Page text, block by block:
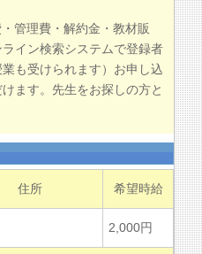
管理費・解約金・教材販
イン検索システムで登録者
も受けられます）お申し込
ます。先生をお探しの方と
住所 希望時給
2,000円